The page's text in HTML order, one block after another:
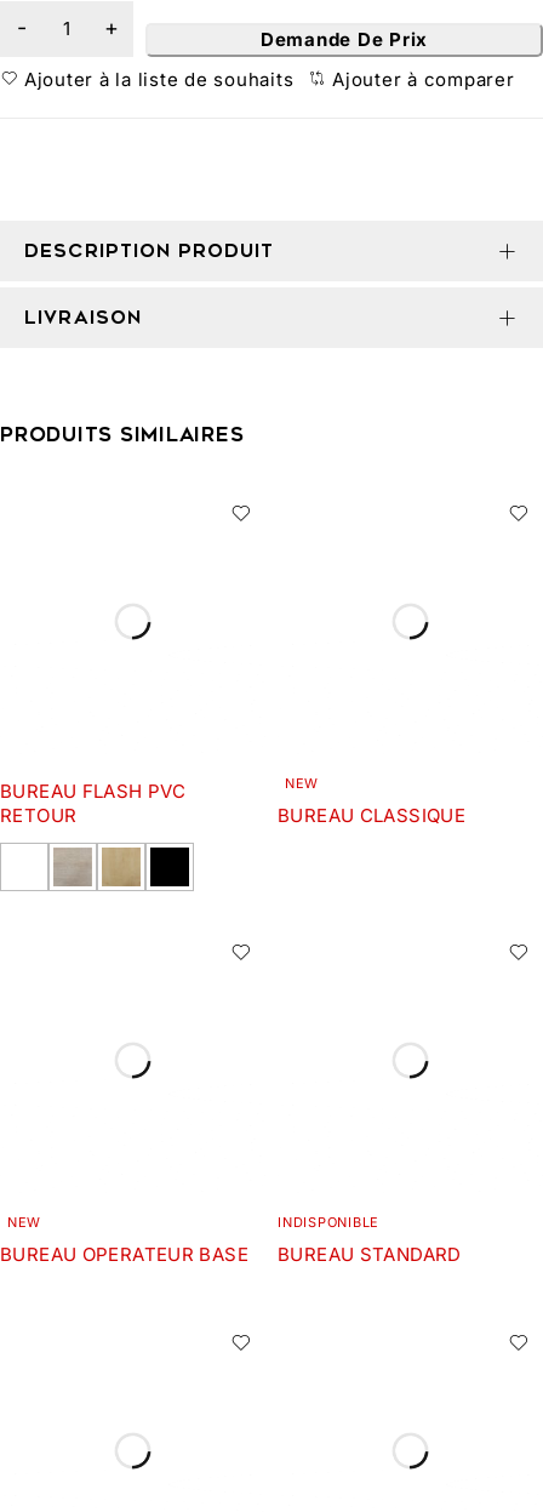
Demande De Prix
Ajouter à la liste de souhaits
Ajouter à comparer
DESCRIPTION PRODUIT
LIVRAISON
PRODUITS SIMILAIRES
BUREAU FLASH PVC
RETOUR
NEW
BUREAU CLASSIQUE
NEW
BUREAU OPERATEUR BASE
INDISPONIBLE
BUREAU STANDARD